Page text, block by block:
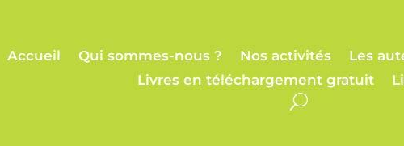
Accueil Qui sommes-nous ? Nos activités Les
Livres en téléchargement gratuit